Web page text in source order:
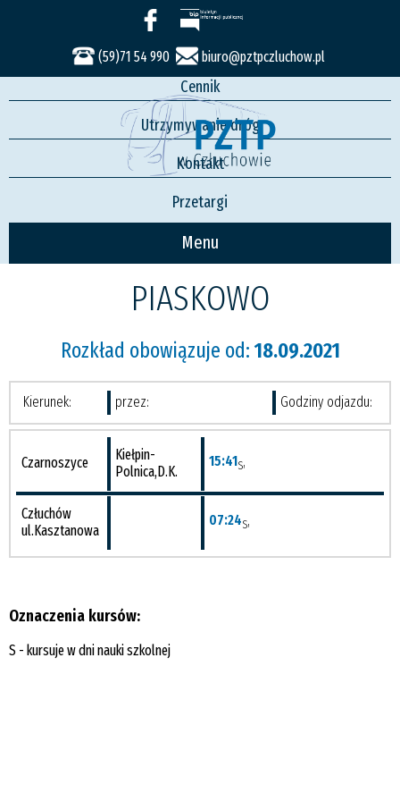
(59)71 54 990 biuro@pztpczluchow.pl
Menu
Usługi
Rozkład jazdy
Cennik
Utrzymywanie dróg
Kontakt
Przetargi
PIASKOWO
Rozkład obowiązuje od: 18.09.2021
Kierunek: przez: Godziny odjazdu:
Czarnoszyce
Kiełpin-
Polnica,D.K.
15:41S,
Człuchów
ul.Kasztanowa
07:24S,
Oznaczenia kursów:
S - kursuje w dni nauki szkolnej